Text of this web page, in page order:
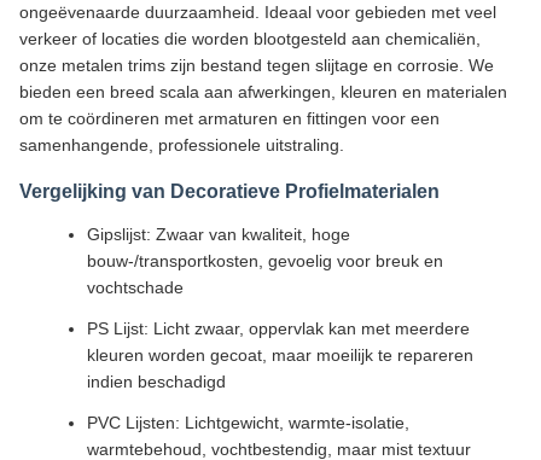
ongeëvenaarde duurzaamheid. Ideaal voor gebieden met veel
verkeer of locaties die worden blootgesteld aan chemicaliën,
onze metalen trims zijn bestand tegen slijtage en corrosie. We
bieden een breed scala aan afwerkingen, kleuren en materialen
om te coördineren met armaturen en fittingen voor een
samenhangende, professionele uitstraling.
Vergelijking van Decoratieve Profielmaterialen
Gipslijst: Zwaar van kwaliteit, hoge
bouw-/transportkosten, gevoelig voor breuk en
vochtschade
PS Lijst: Licht zwaar, oppervlak kan met meerdere
kleuren worden gecoat, maar moeilijk te repareren
indien beschadigd
PVC Lijsten: Lichtgewicht, warmte-isolatie,
warmtebehoud, vochtbestendig, maar mist textuur